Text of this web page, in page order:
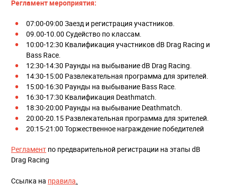
Регламент мероприятия:
07:00-09:00 Заезд и регистрация участников.
09.00-10.00 Судейство по классам.
10:00-12:30 Квалификация участников dB Drag Racing и
Bass Race.
12:30-14:30 Раунды на выбывание dB Drag Racing.
14:30-15:00 Развлекательная программа для зрителей.
15:00-16:30 Раунды на выбывание Bass Race.
16:30-17:30 Квалификация Deathmatch.
18:30-20:00 Раунды на выбывание Deathmatch.
20:00-20.15 Развлекательная программа для зрителей.
20:15-21:00 Торжественное награждение победителей
Регламент по предварительной регистрации на этапы dB
Drag Racing
Ссылка на правила